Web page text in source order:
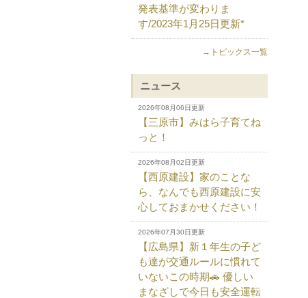
発表基準が変わりま
す/2023年1月25日更新*
→トピックス一覧
ニュース
2026年08月06日更新
【三原市】みはら子育てね
っと！
2026年08月02日更新
【西原建設】家のことな
ら、なんでも西原建設に安
心しておまかせください！
2026年07月30日更新
【広島県】新１年生の子ど
も達が交通ルールに慣れて
いないこの時期🚗 優しい
まなざしで今日も安全運転